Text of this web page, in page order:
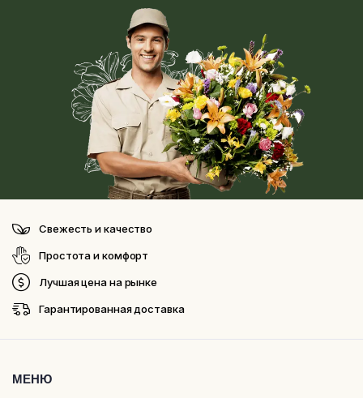
Свежесть и качество
Простота и комфорт
Лучшая цена на рынке
Гарантированная доставка
МЕНЮ